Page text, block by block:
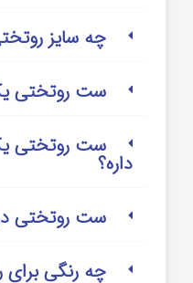
چه سایز
ست روتختی
ست روتختی
داره؟
ست روتختی
چه رنگی برای